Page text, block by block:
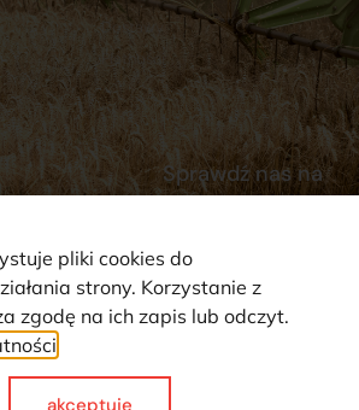
Dostawy
Płatności
Sprawdź nas na
pliki cookie. Wszystkie prawa zastrzeżone ©
pliki cookies do
strony. Korzystanie z
zgodę na ich zapis lub odczyt.
akceptuje